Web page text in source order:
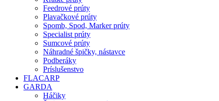
Feedrové prúty
Plavačkové prúty
Spomb, Spod, Marker prúty
Specialist prúty
Sumcové prúty
Náhradné špičky, nástavce
Podberáky
Príslušenstvo
FLACARP
GARDA
Háčiky